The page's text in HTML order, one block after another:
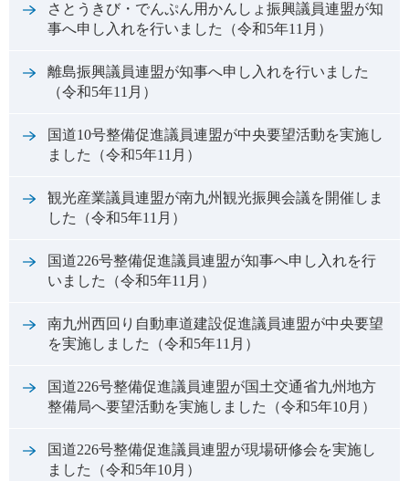
さとうきび・でんぷん用かんしょ振興議員連盟が知
事へ申し入れを行いました（令和5年11月）
離島振興議員連盟が知事へ申し入れを行いました
（令和5年11月）
国道10号整備促進議員連盟が中央要望活動を実施し
ました（令和5年11月）
観光産業議員連盟が南九州観光振興会議を開催しま
した（令和5年11月）
国道226号整備促進議員連盟が知事へ申し入れを行
いました（令和5年11月）
南九州西回り自動車道建設促進議員連盟が中央要望
を実施しました（令和5年11月）
国道226号整備促進議員連盟が国土交通省九州地方
整備局へ要望活動を実施しました（令和5年10月）
国道226号整備促進議員連盟が現場研修会を実施し
ました（令和5年10月）